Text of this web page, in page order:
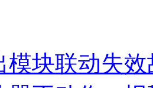
模块联动失效